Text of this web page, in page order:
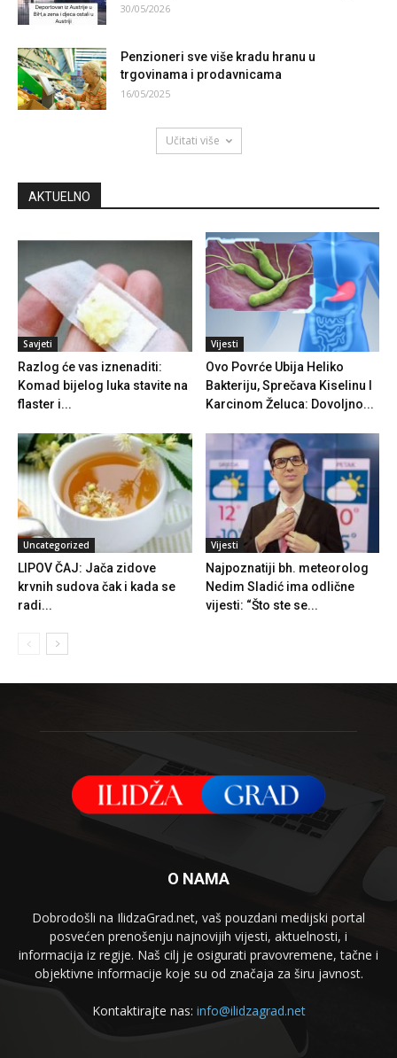
30/05/2026
Penzioneri sve više kradu hranu u
trgovinama i prodavnicama
16/05/2025
Učitati više
AKTUELNO
Savjeti
Razlog će vas iznenaditi:
Komad bijelog luka stavite na
flaster i...
Vijesti
Ovo Povrće Ubija Heliko
Bakteriju, Sprečava Kiselinu I
Karcinom Želuca: Dovoljno...
Uncategorized
LIPOV ČAJ: Jača zidove
krvnih sudova čak i kada se
radi...
Vijesti
Najpoznatiji bh. meteorolog
Nedim Sladić ima odlične
vijesti: “Što ste se...
O NAMA
Dobrodošli na IlidzaGrad.net, vaš pouzdani medijski portal
posvećen prenošenju najnovijih vijesti, aktuelnosti, i
informacija iz regije. Naš cilj je osigurati pravovremene, tačne i
objektivne informacije koje su od značaja za širu javnost.
Kontaktirajte nas: info@ilidzagrad.net